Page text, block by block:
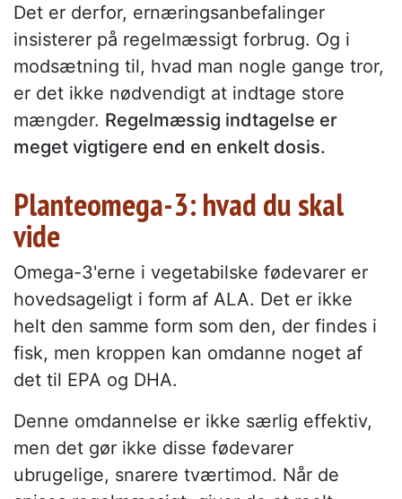
Det er derfor, ernæringsanbefalinger
insisterer på regelmæssigt forbrug. Og i
modsætning til, hvad man nogle gange tror,
er det ikke nødvendigt at indtage store
mængder. Regelmæssig indtagelse er
meget vigtigere end en enkelt dosis.
Planteomega-3: hvad du skal
vide
Omega-3'erne i vegetabilske fødevarer er
hovedsageligt i form af ALA. Det er ikke
helt den samme form som den, der findes i
fisk, men kroppen kan omdanne noget af
det til EPA og DHA.
Denne omdannelse er ikke særlig effektiv,
men det gør ikke disse fødevarer
ubrugelige, snarere tværtimod. Når de